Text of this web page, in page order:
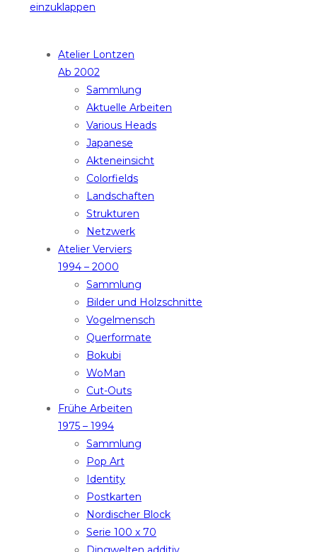
einzuklappen
Atelier Lontzen
Ab 2002
Sammlung
Aktuelle Arbeiten
Various Heads
Japanese
Akteneinsicht
Colorfields
Landschaften
Strukturen
Netzwerk
Atelier Verviers
1994 – 2000
Sammlung
Bilder und Holzschnitte
Vogelmensch
Querformate
Bokubi
WoMan
Cut-Outs
Frühe Arbeiten
1975 – 1994
Sammlung
Pop Art
Identity
Postkarten
Nordischer Block
Serie 100 x 70